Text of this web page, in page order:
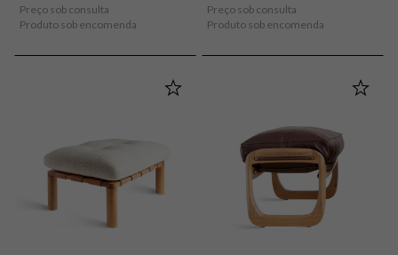
Preço sob consulta
Produto sob encomenda
Preço sob consulta
Produto sob encomenda